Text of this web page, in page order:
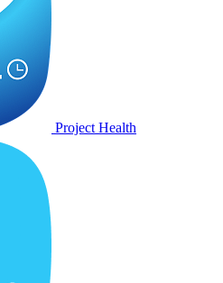
Project Health